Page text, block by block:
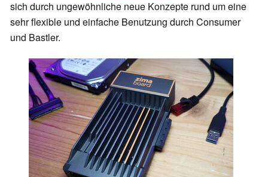
sich durch ungewöhnliche neue Konzepte rund um eine
sehr flexible und einfache Benutzung durch Consumer
und Bastler.